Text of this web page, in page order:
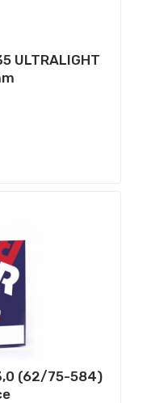
ULTRALIGHT
(62/75-584)